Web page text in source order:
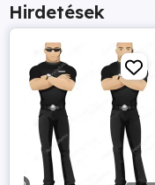
Hirdetések